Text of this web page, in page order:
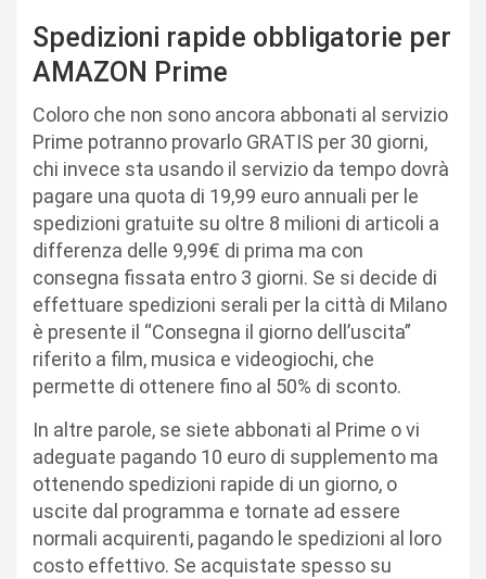
Spedizioni rapide obbligatorie per
AMAZON Prime
Coloro che non sono ancora abbonati al servizio
Prime potranno provarlo GRATIS per 30 giorni,
chi invece sta usando il servizio da tempo dovrà
pagare una quota di 19,99 euro annuali per le
spedizioni gratuite su oltre 8 milioni di articoli a
differenza delle 9,99€ di prima ma con
consegna fissata entro 3 giorni. Se si decide di
effettuare spedizioni serali per la città di Milano
è presente il “Consegna il giorno dell’uscita”
riferito a film, musica e videogiochi, che
permette di ottenere fino al 50% di sconto.
In altre parole, se siete abbonati al Prime o vi
adeguate pagando 10 euro di supplemento ma
ottenendo spedizioni rapide di un giorno, o
uscite dal programma e tornate ad essere
normali acquirenti, pagando le spedizioni al loro
costo effettivo. Se acquistate spesso su